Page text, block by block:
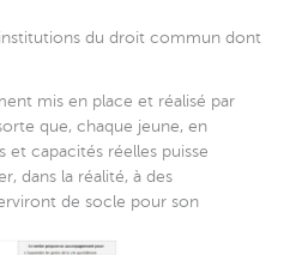
du droit commun dont
mis en place et réalisé par
que, chaque jeune, en
capacités réelles puisse
dans la réalité, à des
de socle pour son